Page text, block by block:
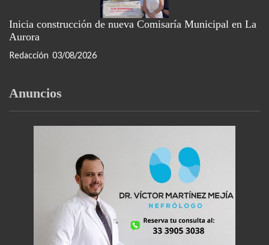
Inicia construcción de nueva Comisaría Municipal en La
Aurora
Redacción 03/08/2026
Anuncios